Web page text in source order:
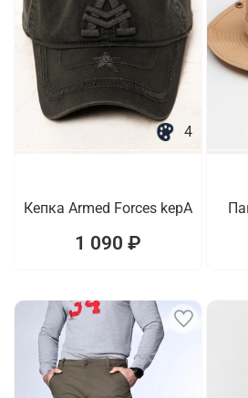
4
Кепка Armed Forces kepA
1 090 ₽